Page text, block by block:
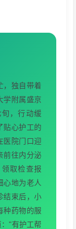
，独自带着
学附属盛京
，行动缓
贴心护工的
医院门口迎
前往内分泌
取检查报
心地为老人
结束后，小
种药物的服
"有护工帮